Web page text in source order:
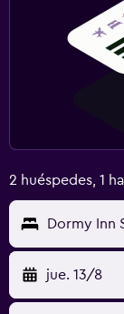
2 huéspedes, 1
Dormy Inn
jue. 13/8